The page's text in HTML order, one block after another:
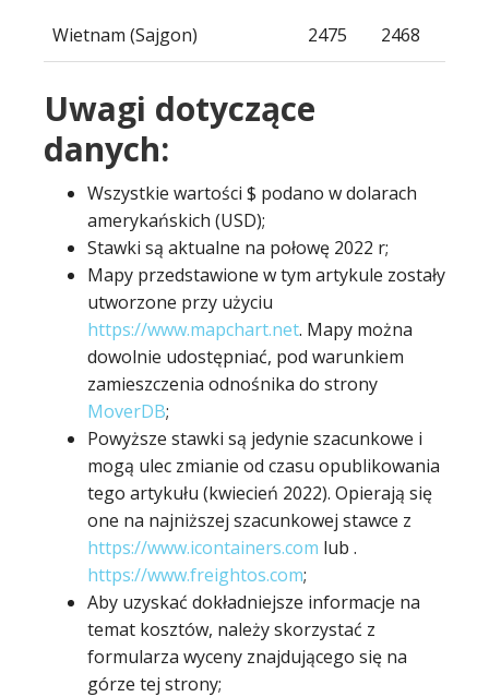
Wietnam (Sajgon) 2475 2468
Uwagi dotyczące
danych:
Wszystkie wartości $ podano w dolarach
amerykańskich (USD);
Stawki są aktualne na połowę 2022 r;
Mapy przedstawione w tym artykule zostały
utworzone przy użyciu
https://www.mapchart.net. Mapy można
dowolnie udostępniać, pod warunkiem
zamieszczenia odnośnika do strony
MoverDB;
Powyższe stawki są jedynie szacunkowe i
mogą ulec zmianie od czasu opublikowania
tego artykułu (kwiecień 2022). Opierają się
one na najniższej szacunkowej stawce z
https://www.icontainers.com lub .
https://www.freightos.com;
Aby uzyskać dokładniejsze informacje na
temat kosztów, należy skorzystać z
formularza wyceny znajdującego się na
górze tej strony;